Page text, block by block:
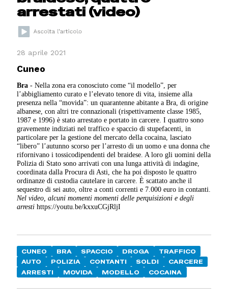
arrestati (video)
28 aprile 2021
Cuneo
Bra - Nella zona era conosciuto come “il modello”, per
l’abbigliamento curato e l’elevato tenore di vita, insieme alla
presenza nella “movida”: un quarantenne abitante a Bra, di origine
albanese, con altri tre connazionali (rispettivamente classe 1985,
1987 e 1996) è stato arrestato e portato in carcere. I quattro sono
gravemente indiziati nel traffico e spaccio di stupefacenti, in
particolare per la gestione del mercato della cocaina, lasciato
“libero” l’autunno scorso per l’arresto di un uomo e una donna che
rifornivano i tossicodipendenti del braidese. A loro gli uomini della
Polizia di Stato sono arrivati con una lunga attività di indagine,
coordinata dalla Procura di Asti, che ha poi disposto le quattro
ordinanze di custodia cautelare in carcere. È scattato anche il
sequestro di sei auto, oltre a conti correnti e 7.000 euro in contanti.
Nel video, alcuni momenti momenti delle perquisizioni e degli
arresti https://youtu.be/kxxuCGjRljI
CUNEO BRA SPACCIO DROGA
TRAFFICO
AUTO
POLIZIA CONTANTI SOLDI
CARCERE
ARRESTI
MOVIDA MODELLO COCAINA